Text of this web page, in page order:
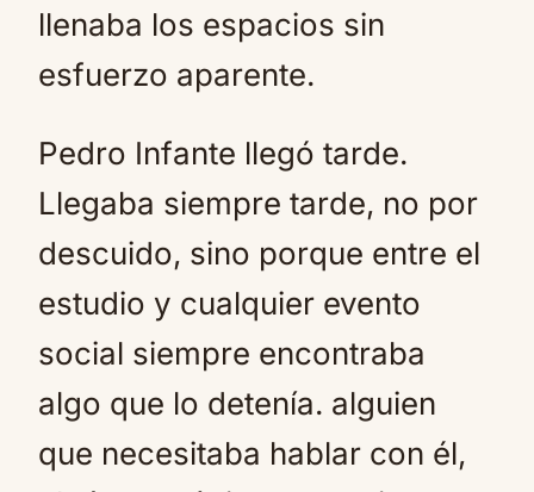
llenaba los espacios sin
esfuerzo aparente.
Pedro Infante llegó tarde.
Llegaba siempre tarde, no por
descuido, sino porque entre el
estudio y cualquier evento
social siempre encontraba
algo que lo detenía. alguien
que necesitaba hablar con él,